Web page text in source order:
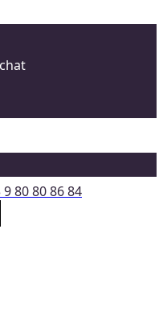
9 80 80 86 84